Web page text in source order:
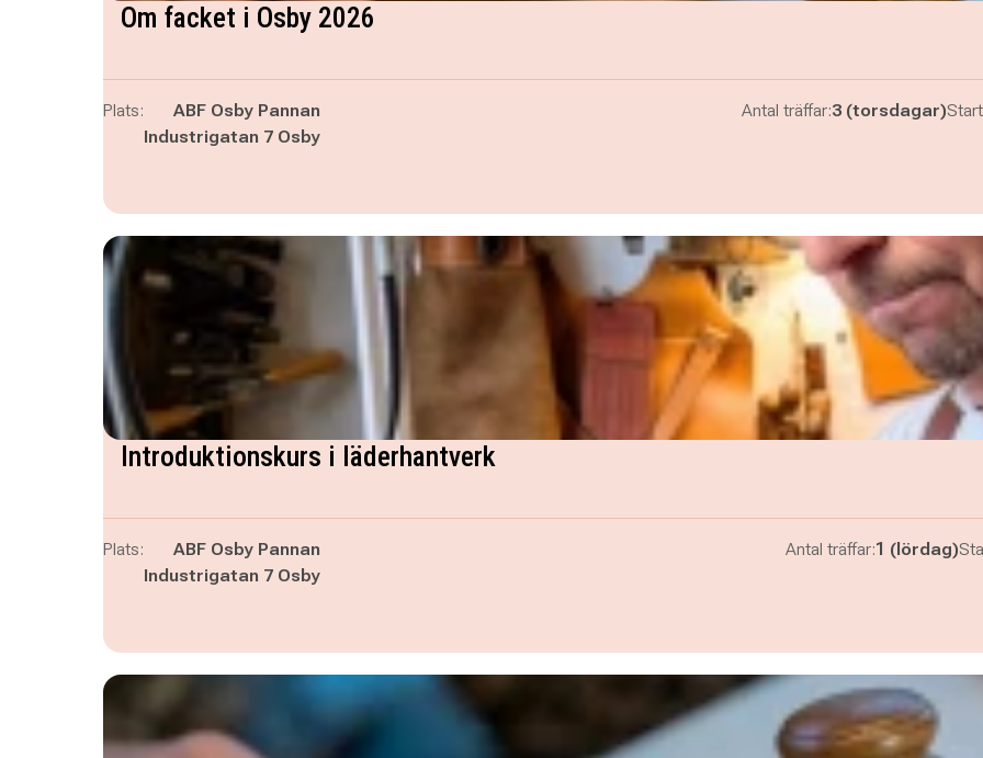
Om facket i Osby 2026
Plats:
ABF Osby Pannan
Industrigatan 7 Osby
Antal träffar:3 (torsdagar)
Introduktionskurs i läderhantverk
Plats:
ABF Osby Pannan
Industrigatan 7 Osby
Antal träffar:1 (lördag)